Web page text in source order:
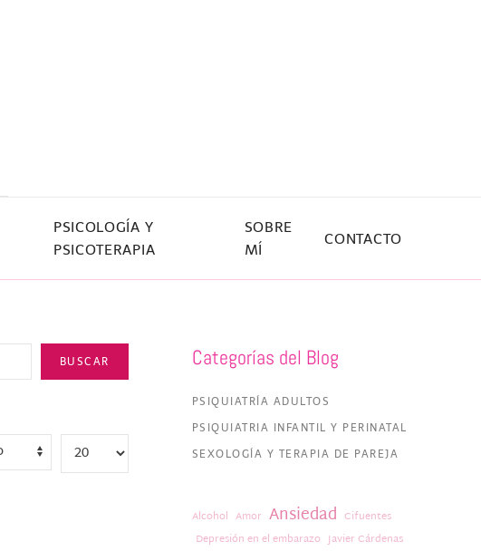
PSICOLOGÍA Y
PSICOTERAPIA
SOBRE
MÍ
CONTACTO
BUSCAR Categorías del Blog
PSIQUIATRÍA ADULTOS
PSIQUIATRIA INFANTIL Y PERINATAL
SEXOLOGÍA Y TERAPIA DE PAREJA
Alcohol Amor Ansiedad Cifuentes
Depresión en el embarazo Javier Cárdenas